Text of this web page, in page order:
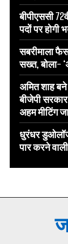
बीपीएससी
पदों पर होगी
सबरीमाला
सख्त, बोला-
अमित शाह बने
बीजेपी
अहम मीटिंग
धुरंधर
पार करने